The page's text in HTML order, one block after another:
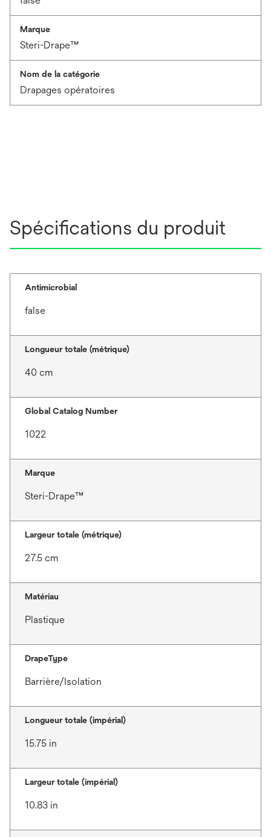
Marque
Steri-Drape™
Nom de la catégorie
Drapages opératoires
Spécifications du produit
Antimicrobial
false
Longueur totale (métrique)
40 cm
Global Catalog Number
1022
Marque
Steri-Drape™
Largeur totale (métrique)
27.5 cm
Matériau
Plastique
DrapeType
Barrière/Isolation
Longueur totale (impérial)
15.75 in
Largeur totale (impérial)
10.83 in